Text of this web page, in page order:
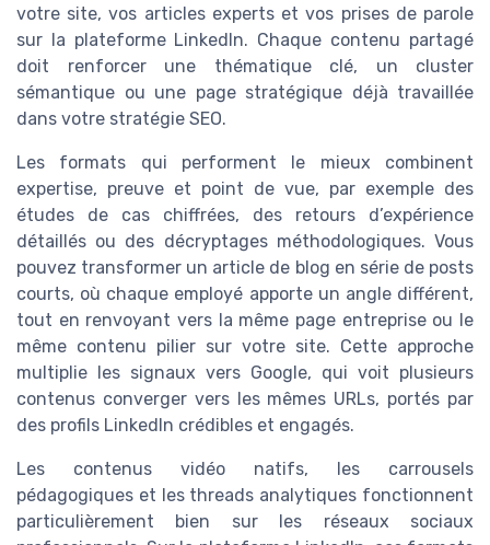
votre site, vos articles experts et vos prises de parole
sur la plateforme LinkedIn. Chaque contenu partagé
doit renforcer une thématique clé, un cluster
sémantique ou une page stratégique déjà travaillée
dans votre stratégie SEO.
Les formats qui performent le mieux combinent
expertise, preuve et point de vue, par exemple des
études de cas chiffrées, des retours d’expérience
détaillés ou des décryptages méthodologiques. Vous
pouvez transformer un article de blog en série de posts
courts, où chaque employé apporte un angle différent,
tout en renvoyant vers la même page entreprise ou le
même contenu pilier sur votre site. Cette approche
multiplie les signaux vers Google, qui voit plusieurs
contenus converger vers les mêmes URLs, portés par
des profils LinkedIn crédibles et engagés.
Les contenus vidéo natifs, les carrousels
pédagogiques et les threads analytiques fonctionnent
particulièrement bien sur les réseaux sociaux